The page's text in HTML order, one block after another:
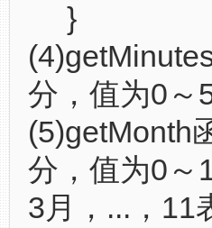
}
分，值为0～
(5)getMonth
分，值为0～
3月，...，11